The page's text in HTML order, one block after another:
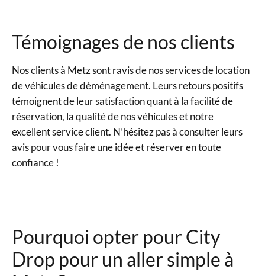
Témoignages de nos clients
Nos clients à Metz sont ravis de nos services de location
de véhicules de déménagement. Leurs retours positifs
témoignent de leur satisfaction quant à la facilité de
réservation, la qualité de nos véhicules et notre
excellent service client. N’hésitez pas à consulter leurs
avis pour vous faire une idée et réserver en toute
confiance !
Pourquoi opter pour City
Drop pour un aller simple à